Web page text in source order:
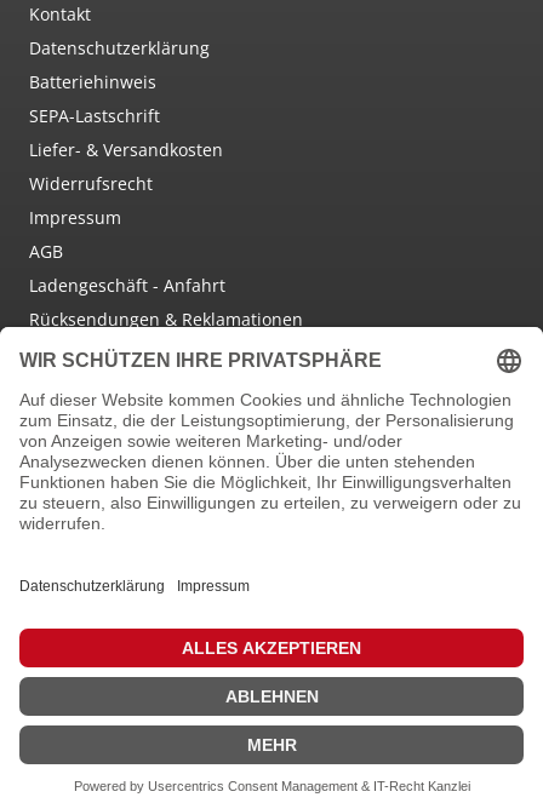
Kontakt
Datenschutzerklärung
Batteriehinweis
SEPA-Lastschrift
Liefer- & Versandkosten
Widerrufsrecht
Impressum
AGB
Ladengeschäft - Anfahrt
Rücksendungen & Reklamationen
Social Media
Facebook
Instagram